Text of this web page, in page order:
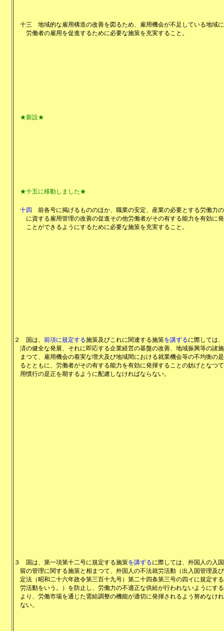
十三
地域的な雇用構造の改善を図るため、雇用機会が不足している地域
労働者の雇用を促進するために必要な施策を充実すること。
★新設★
★十五に移動しました★
十四
前各号に掲げるもののほか、職業の安定、産業の必要とする労働力
に資する雇用管理の改善の促進その他労働者がその有する能力を有効に
ことができるようにするために必要な施策を充実すること。
２ 国は、 前項に規定する施策及びこれに関連する施策を講ずるに際しては
済の健全な発展、それに即応する企業経営の基盤の改善、地域振興等の諸
まつて、雇用機会の着実な増大及び地域間における就業機会等の不均衡の
るとともに、労働者がその有する能力を有効に発揮することの妨げとなつ
用慣行の是正を期するように配慮しなければならない。
３ 国は、第一項第十二号に規定する施策を講ずるに際しては、外国人の入
留の管理に関する施策と相まつて、外国人の不法就労活動（出入国管理及
定法（昭和二十六年政令第三百十九号）第二十四条第三号の四イに規定す
労活動をいう。）を防止し、労働力の不適正な供給が行われないようにす
より、労働市場を通じた需給調整の機能が適切に発揮されるよう努めなけ
ない。